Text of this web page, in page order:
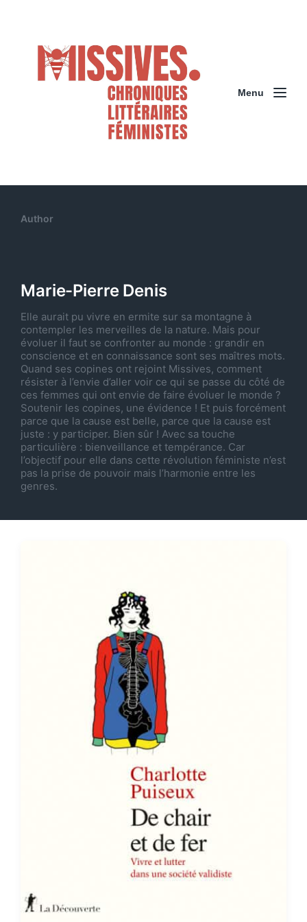
Menu
Author
Marie-Pierre Denis
Elle aurait pu vivre en ermite sur sa montagne à
contempler les merveilles de la nature. Mais pour
évoluer il faut se confronter au monde : grandir en
conscience et en connaissance sont ses maîtres mots.
Quand ses copines ont rejoint Missives, comment
résister à l’envie d’aller voir ce qui se passe du côté de
ces femmes qui ont envie de faire évoluer le monde ?
Soutenir les copines, une évidence ! Et puis forcément
parce que la cause est belle, parce que la cause est
juste : y participer. Bien sûr ! Avec sa touche
particulière : bienveillance et tempérance. Car
l’objectif pour elle dans cette révolution féministe n’est
pas la prise de pouvoir mais l’harmonie entre les
genres.